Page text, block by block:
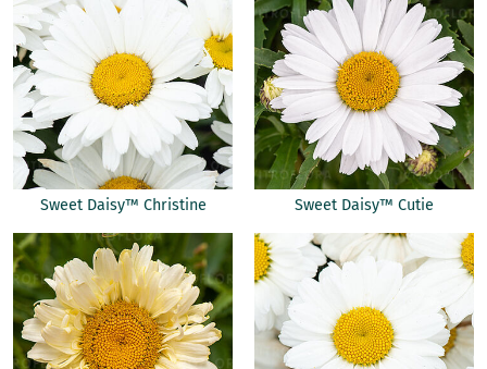
Sweet Daisy™ Christine Sweet Daisy™ Cutie